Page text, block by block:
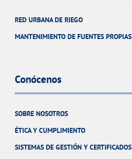
RED URBANA DE RIEGO
MANTENIMIENTO DE FUENTES PROPIAS
Conócenos
SOBRE NOSOTROS
ÉTICA Y CUMPLIMIENTO
SISTEMAS DE GESTIÓN Y CERTIFICADOS